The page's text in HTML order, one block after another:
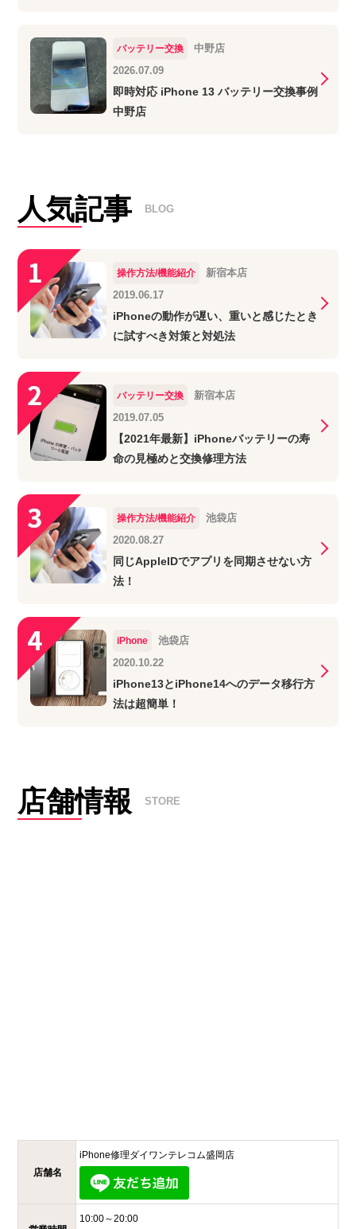
バッテリー交換
中野店
2026.07.09
即時対応 iPhone 13 バッテリー交換事例
中野店
人気記事 BLOG
操作方法/機能紹介
新宿本店
2019.06.17
iPhoneの動作が遅い、重いと感じたとき
に試すべき対策と対処法
バッテリー交換
新宿本店
2019.07.05
【2021年最新】iPhoneバッテリーの寿
命の見極めと交換修理方法
操作方法/機能紹介
池袋店
2020.08.27
同じAppleIDでアプリを同期させない方
法！
iPhone
池袋店
2020.10.22
iPhone13とiPhone14へのデータ移行方
法は超簡単！
店舗情報 STORE
店舗名
iPhone修理ダイワンテレコム盛岡店
10:00～20:00